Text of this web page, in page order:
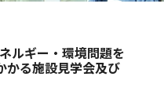
ルギー・環境問題を
かる施設見学会及び